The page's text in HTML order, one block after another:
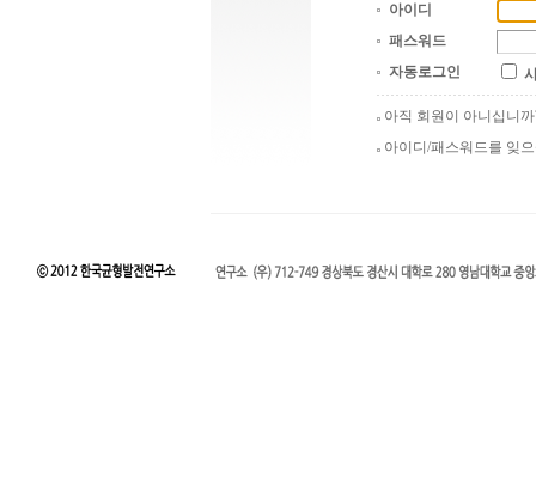
아이디
패스워드
자동로그인
아직 회원이 아니십니
아이디/패스워드를 잊